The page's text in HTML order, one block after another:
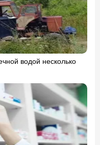
водой несколько